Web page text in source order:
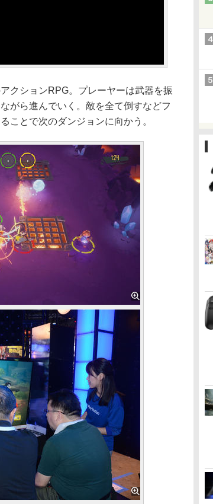
クションRPG。プレーヤーは武器を振
がら進んでいく。敵を全て倒すなどフ
ことで次のダンジョンに向かう。